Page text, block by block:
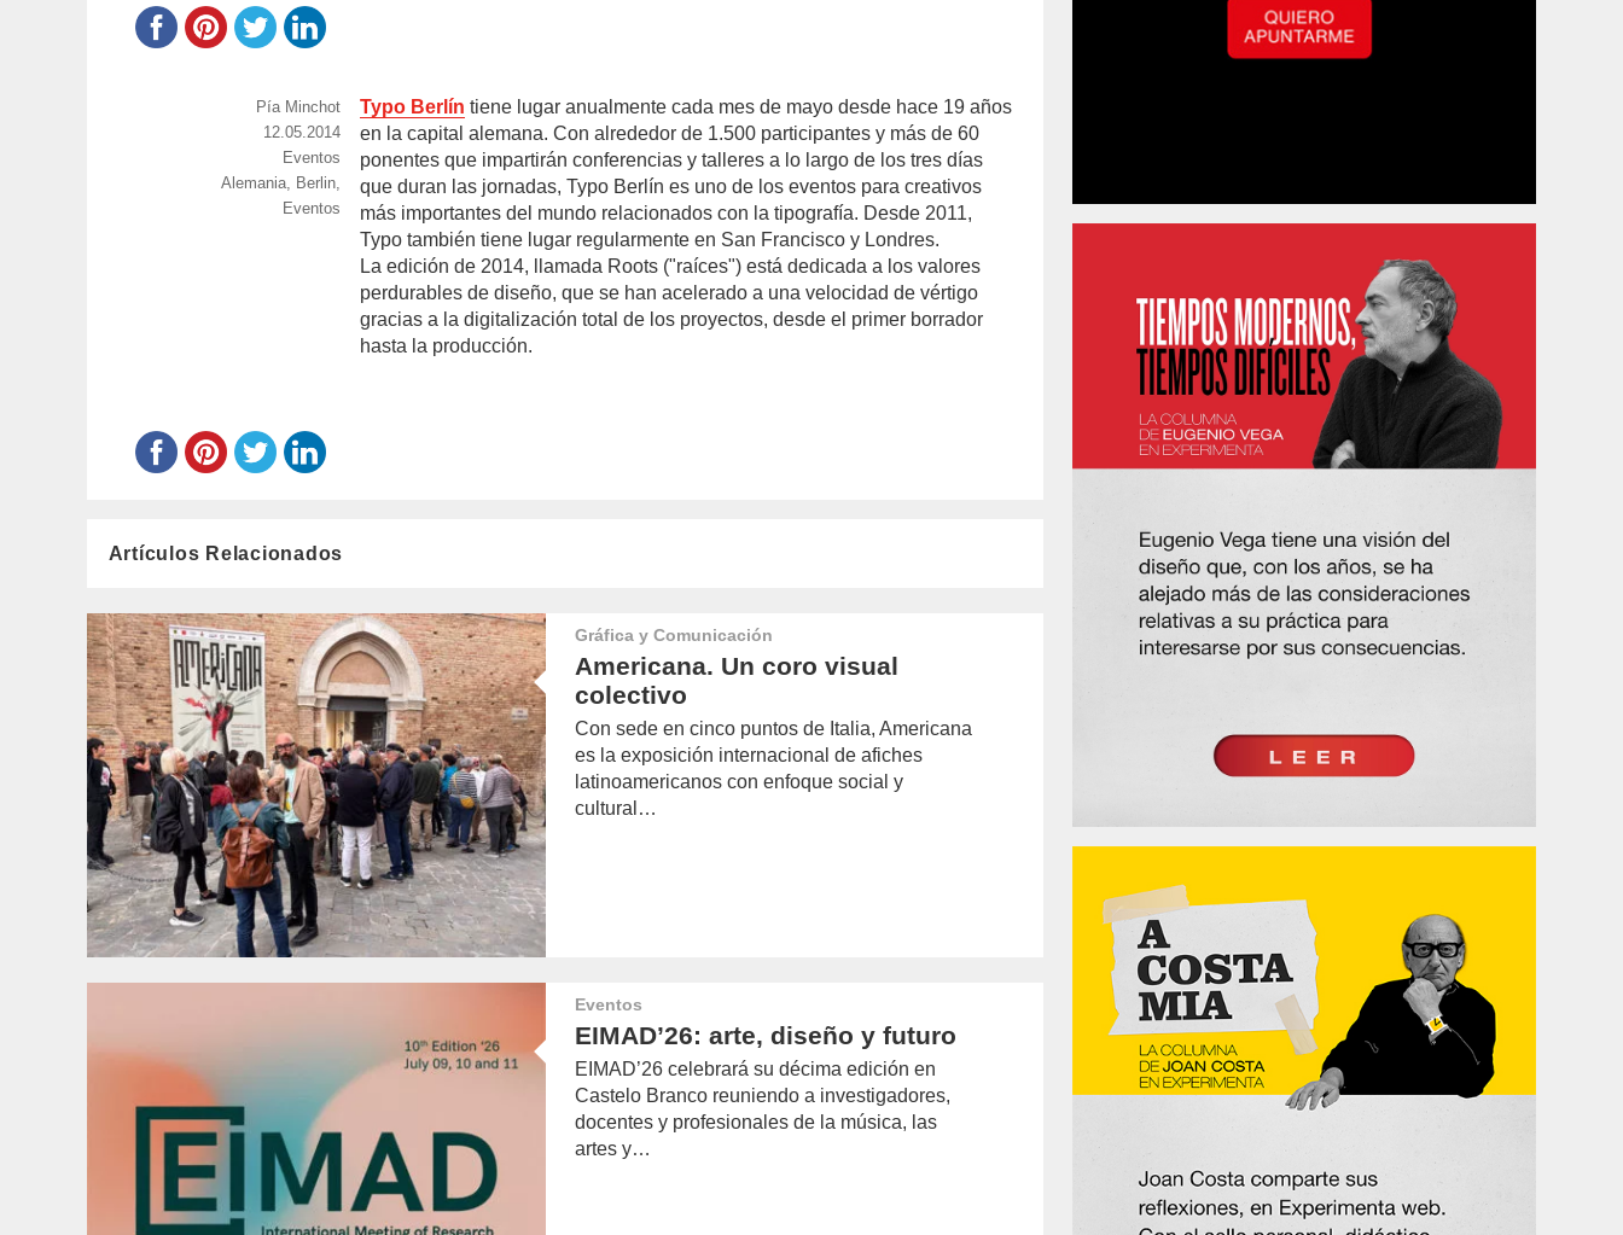
Typo Berlín tiene lugar anualmente cada mes de mayo desde hace 19 años
en la capital alemana. Con alrededor de 1.500 participantes y más de 60
ponentes que impartirán conferencias y talleres a lo largo de los tres días
que duran las jornadas, Typo Berlín es uno de los eventos para creativos
más importantes del mundo relacionados con la tipografía. Desde 2011,
Typo también tiene lugar regularmente en San Francisco y Londres.
La edición de 2014, llamada Roots ("raíces") está dedicada a los valores
perdurables de diseño, que se han acelerado a una velocidad de vértigo
gracias a la digitalización total de los proyectos, desde el primer borrador
hasta la producción.
https://www.experimenta.es/author/pia/
Pía Minchot
Publicado
12.05.2014
Categorías
Eventos
Etiquetas
Alemania, Berlin,
Eventos
Artículos Relacionados
Gráfica y Comunicación
Americana. Un coro visual
colectivo
Con sede en cinco puntos de Italia, Americana
es la exposición internacional de afiches
latinoamericanos con enfoque social y
cultural…
Eventos
EIMAD’26: arte, diseño y futuro
EIMAD’26 celebrará su décima edición en
Castelo Branco reuniendo a investigadores,
docentes y profesionales de la música, las
artes y…